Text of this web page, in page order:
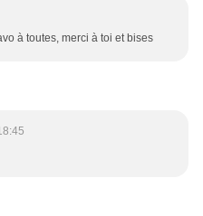
à toutes, merci à toi et bises